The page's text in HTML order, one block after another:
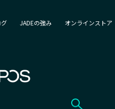
JADEの強み オンラインストア